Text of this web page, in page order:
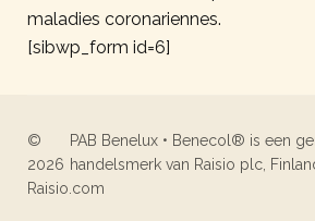
maladies coronariennes.
[sibwp_form id=6]
©
2026
PAB Benelux • Benecol® is een
handelsmerk van Raisio plc,
Raisio.com